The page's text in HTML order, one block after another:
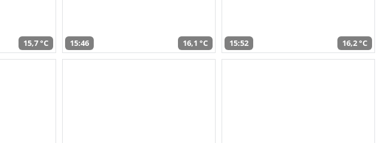
15,7 °C 15:46 16,1 °C 15:52 16,2 °C